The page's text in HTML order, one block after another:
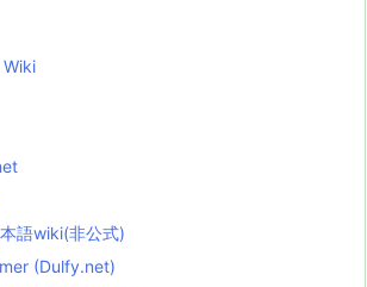
語wiki(非公式)
(Dulfy.net)